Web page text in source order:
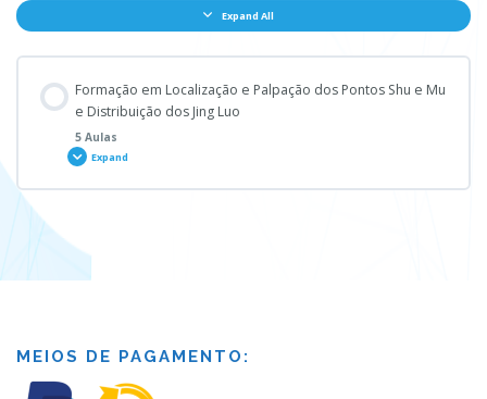
Expand All
Formação em Localização e Palpação dos Pontos Shu e Mu
e Distribuição dos Jing Luo
5 Aulas
Expand
0% COMPLETE
MEIOS DE PAGAMENTO: